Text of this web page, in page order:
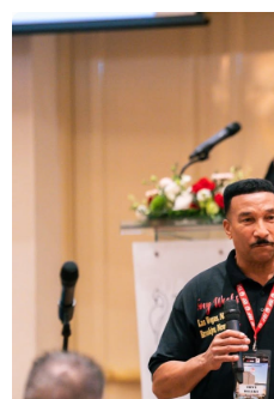
We hope to have some exciting